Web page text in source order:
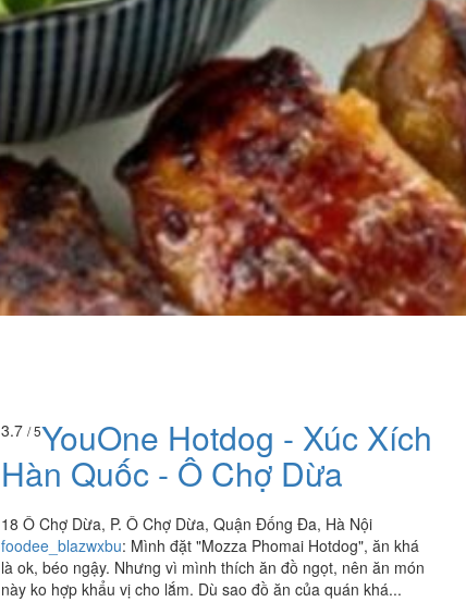
3.7 / 5YouOne Hotdog - Xúc Xích
Hàn Quốc - Ô Chợ Dừa
18 Ô Chợ Dừa, P. Ô Chợ Dừa, Quận Đống Đa, Hà Nội
foodee_blazwxbu: Mình đặt "Mozza Phomai Hotdog", ăn khá
là ok, béo ngậy. Nhưng vì mình thích ăn đồ ngọt, nên ăn món
này ko hợp khẩu vị cho lắm. Dù sao đồ ăn của quán khá...